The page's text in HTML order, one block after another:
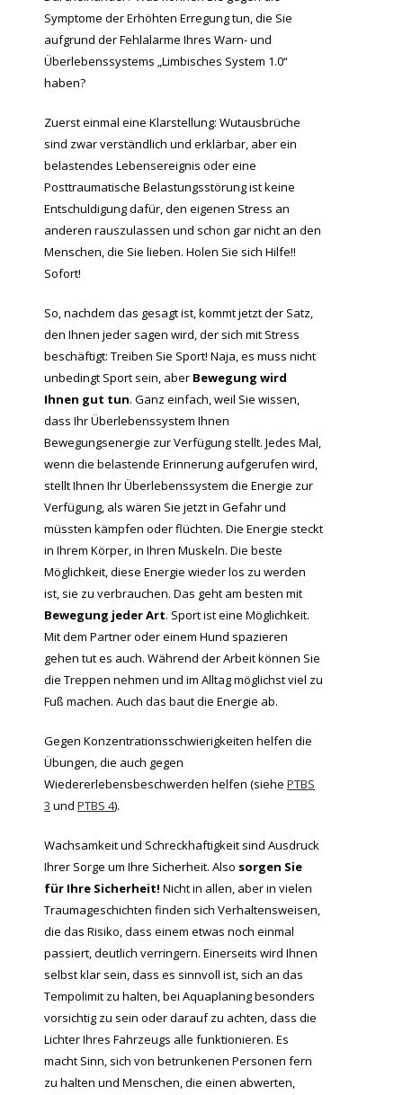
Symptome der Erhöhten Erregung tun, die Sie
aufgrund der Fehlalarme Ihres Warn- und
Überlebenssystems „Limbisches System 1.0“
haben?
Zuerst einmal eine Klarstellung: Wutausbrüche
sind zwar verständlich und erklärbar, aber ein
belastendes Lebensereignis oder eine
Posttraumatische Belastungsstörung ist keine
Entschuldigung dafür, den eigenen Stress an
anderen rauszulassen und schon gar nicht an den
Menschen, die Sie lieben. Holen Sie sich Hilfe!!
Sofort!
So, nachdem das gesagt ist, kommt jetzt der Satz,
den Ihnen jeder sagen wird, der sich mit Stress
beschäftigt: Treiben Sie Sport! Naja, es muss nicht
unbedingt Sport sein, aber Bewegung wird
Ihnen gut tun. Ganz einfach, weil Sie wissen,
dass Ihr Überlebenssystem Ihnen
Bewegungsenergie zur Verfügung stellt. Jedes Mal,
wenn die belastende Erinnerung aufgerufen wird,
stellt Ihnen Ihr Überlebenssystem die Energie zur
Verfügung, als wären Sie jetzt in Gefahr und
müssten kämpfen oder flüchten. Die Energie steckt
in Ihrem Körper, in Ihren Muskeln. Die beste
Möglichkeit, diese Energie wieder los zu werden
ist, sie zu verbrauchen. Das geht am besten mit
Bewegung jeder Art. Sport ist eine Möglichkeit.
Mit dem Partner oder einem Hund spazieren
gehen tut es auch. Während der Arbeit können Sie
die Treppen nehmen und im Alltag möglichst viel zu
Fuß machen. Auch das baut die Energie ab.
Gegen Konzentrationsschwierigkeiten helfen die
Übungen, die auch gegen
Wiedererlebensbeschwerden helfen (siehe PTBS
3 und PTBS 4).
Wachsamkeit und Schreckhaftigkeit sind Ausdruck
Ihrer Sorge um Ihre Sicherheit. Also sorgen Sie
für Ihre Sicherheit! Nicht in allen, aber in vielen
Traumageschichten finden sich Verhaltensweisen,
die das Risiko, dass einem etwas noch einmal
passiert, deutlich verringern. Einerseits wird Ihnen
selbst klar sein, dass es sinnvoll ist, sich an das
Tempolimit zu halten, bei Aquaplaning besonders
vorsichtig zu sein oder darauf zu achten, dass die
Lichter Ihres Fahrzeugs alle funktionieren. Es
macht Sinn, sich von betrunkenen Personen fern
zu halten und Menschen, die einen abwerten,